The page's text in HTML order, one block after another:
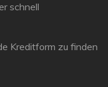
schnell
Kreditform zu finden